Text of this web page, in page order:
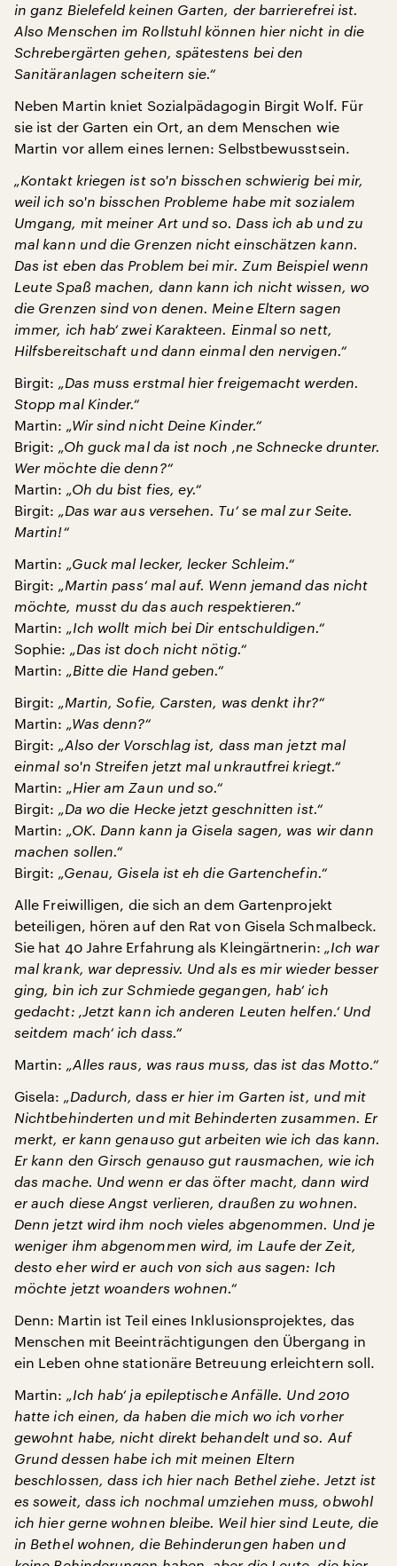
in ganz Bielefeld keinen Garten, der barrierefrei ist.
Also Menschen im Rollstuhl können hier nicht in die
Schrebergärten gehen, spätestens bei den
Sanitäranlagen scheitern sie.“
Neben Martin kniet Sozialpädagogin Birgit Wolf. Für
sie ist der Garten ein Ort, an dem Menschen wie
Martin vor allem eines lernen: Selbstbewusstsein.
„Kontakt kriegen ist so'n bisschen schwierig bei mir,
weil ich so'n bisschen Probleme habe mit sozialem
Umgang, mit meiner Art und so. Dass ich ab und zu
mal kann und die Grenzen nicht einschätzen kann.
Das ist eben das Problem bei mir. Zum Beispiel wenn
Leute Spaß machen, dann kann ich nicht wissen, wo
die Grenzen sind von denen. Meine Eltern sagen
immer, ich hab‘ zwei Karakteen. Einmal so nett,
Hilfsbereitschaft und dann einmal den nervigen.“
Birgit: „Das muss erstmal hier freigemacht werden.
Stopp mal Kinder.“
Martin: „Wir sind nicht Deine Kinder.“
Brigit: „Oh guck mal da ist noch ‚ne Schnecke drunter.
Wer möchte die denn?“
Martin: „Oh du bist fies, ey.“
Birgit: „Das war aus versehen. Tu‘ se mal zur Seite.
Martin!“
Martin: „Guck mal lecker, lecker Schleim.“
Birgit: „Martin pass‘ mal auf. Wenn jemand das nicht
möchte, musst du das auch respektieren.“
Martin: „Ich wollt mich bei Dir entschuldigen.“
Sophie: „Das ist doch nicht nötig.“
Martin: „Bitte die Hand geben.“
Birgit: „Martin, Sofie, Carsten, was denkt ihr?“
Martin: „Was denn?“
Birgit: „Also der Vorschlag ist, dass man jetzt mal
einmal so'n Streifen jetzt mal unkrautfrei kriegt.“
Martin: „Hier am Zaun und so.“
Birgit: „Da wo die Hecke jetzt geschnitten ist.“
Martin: „OK. Dann kann ja Gisela sagen, was wir dann
machen sollen.“
Birgit: „Genau, Gisela ist eh die Gartenchefin.“
Alle Freiwilligen, die sich an dem Gartenprojekt
beteiligen, hören auf den Rat von Gisela Schmalbeck.
Sie hat 40 Jahre Erfahrung als Kleingärtnerin: „Ich war
mal krank, war depressiv. Und als es mir wieder besser
ging, bin ich zur Schmiede gegangen, hab‘ ich
gedacht: ‚Jetzt kann ich anderen Leuten helfen.‘ Und
seitdem mach‘ ich dass.“
Martin: „Alles raus, was raus muss, das ist das Motto.“
Gisela: „Dadurch, dass er hier im Garten ist, und mit
Nichtbehinderten und mit Behinderten zusammen. Er
merkt, er kann genauso gut arbeiten wie ich das kann.
Er kann den Girsch genauso gut rausmachen, wie ich
das mache. Und wenn er das öfter macht, dann wird
er auch diese Angst verlieren, draußen zu wohnen.
Denn jetzt wird ihm noch vieles abgenommen. Und je
weniger ihm abgenommen wird, im Laufe der Zeit,
desto eher wird er auch von sich aus sagen: Ich
möchte jetzt woanders wohnen.“
Denn: Martin ist Teil eines Inklusionsprojektes, das
Menschen mit Beeinträchtigungen den Übergang in
ein Leben ohne stationäre Betreuung erleichtern soll.
Martin: „Ich hab‘ ja epileptische Anfälle. Und 2010
hatte ich einen, da haben die mich wo ich vorher
gewohnt habe, nicht direkt behandelt und so. Auf
Grund dessen habe ich mit meinen Eltern
beschlossen, dass ich hier nach Bethel ziehe. Jetzt ist
es soweit, dass ich nochmal umziehen muss, obwohl
ich hier gerne wohnen bleibe. Weil hier sind Leute, die
in Bethel wohnen, die Behinderungen haben und